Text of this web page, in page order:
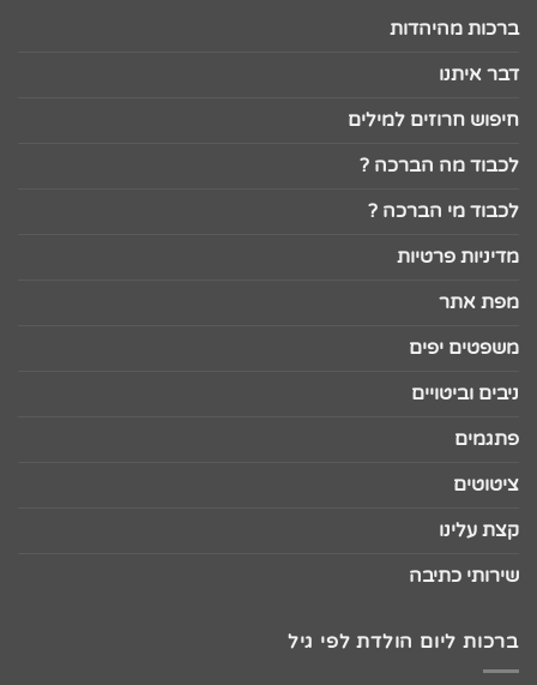
ברכות מהיהדות
דבר איתנו
חיפוש חרוזים למילים
לכבוד מה הברכה ?
לכבוד מי הברכה ?
מדיניות פרטיות
מפת אתר
משפטים יפים
ניבים וביטויים
פתגמים
ציטוטים
קצת עלינו
שירותי כתיבה
ברכות ליום הולדת לפי גיל